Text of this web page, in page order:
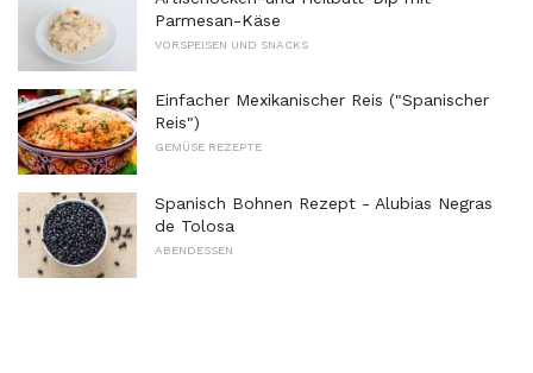
Parmesan-Käse
VORSPEISEN UND SNACKS
Einfacher Mexikanischer Reis ("Spanischer
Reis")
GEMÜSE REZEPTE
Spanisch Bohnen Rezept - Alubias Negras
de Tolosa
ABENDESSEN